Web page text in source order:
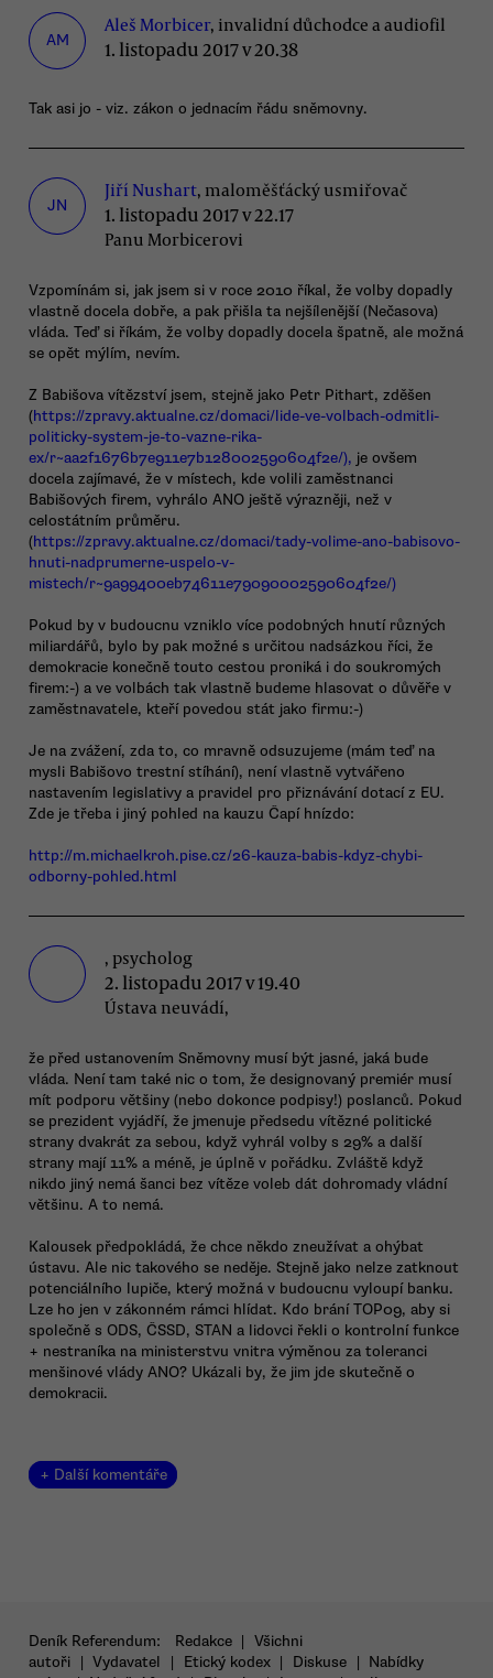
AM
Aleš Morbicer, invalidní důchodce a audiofil
1. listopadu 2017 v 20.38
Tak asi jo - viz. zákon o jednacím řádu sněmovny.
JN
Jiří Nushart, maloměšťácký usmiřovač
1. listopadu 2017 v 22.17
Panu Morbicerovi
Vzpomínám si, jak jsem si v roce 2010 říkal, že volby dopadly
vlastně docela dobře, a pak přišla ta nejšílenější (Nečasova)
vláda. Teď si říkám, že volby dopadly docela špatně, ale možná
se opět mýlím, nevím.
Z Babišova vítězství jsem, stejně jako Petr Pithart, zděšen
(https://zpravy.aktualne.cz/domaci/lide-ve-volbach-odmitli-
politicky-system-je-to-vazne-rika-
ex/r~aa2f1676b7e911e7b128002590604f2e/), je ovšem
docela zajímavé, že v místech, kde volili zaměstnanci
Babišových firem, vyhrálo ANO ještě výrazněji, než v
celostátním průměru.
(https://zpravy.aktualne.cz/domaci/tady-volime-ano-babisovo-
hnuti-nadprumerne-uspelo-v-
mistech/r~9a99400eb74611e79090002590604f2e/)
Pokud by v budoucnu vzniklo více podobných hnutí různých
miliardářů, bylo by pak možné s určitou nadsázkou říci, že
demokracie konečně touto cestou proniká i do soukromých
firem:-) a ve volbách tak vlastně budeme hlasovat o důvěře v
zaměstnavatele, kteří povedou stát jako firmu:-)
Je na zvážení, zda to, co mravně odsuzujeme (mám teď na
mysli Babišovo trestní stíhání), není vlastně vytvářeno
nastavením legislativy a pravidel pro přiznávání dotací z EU.
Zde je třeba i jiný pohled na kauzu Čapí hnízdo:
http://m.michaelkroh.pise.cz/26-kauza-babis-kdyz-chybi-
odborny-pohled.html
, psycholog
2. listopadu 2017 v 19.40
Ústava neuvádí,
že před ustanovením Sněmovny musí být jasné, jaká bude
vláda. Není tam také nic o tom, že designovaný premiér musí
mít podporu většiny (nebo dokonce podpisy!) poslanců. Pokud
se prezident vyjádří, že jmenuje předsedu vítězné politické
strany dvakrát za sebou, když vyhrál volby s 29% a další
strany mají 11% a méně, je úplně v pořádku. Zvláště když
nikdo jiný nemá šanci bez vítěze voleb dát dohromady vládní
většinu. A to nemá.
Kalousek předpokládá, že chce někdo zneužívat a ohýbat
ústavu. Ale nic takového se neděje. Stejně jako nelze zatknout
potenciálního lupiče, který možná v budoucnu vyloupí banku.
Lze ho jen v zákonném rámci hlídat. Kdo brání TOP09, aby si
společně s ODS, ČSSD, STAN a lidovci řekli o kontrolní funkce
+ nestraníka na ministerstvu vnitra výměnou za toleranci
menšinové vlády ANO? Ukázali by, že jim jde skutečně o
demokracii.
+ Další komentáře
Deník Referendum: Redakce | Všichni
autoři | Vydavatel | Etický kodex | Diskuse | Nabídky